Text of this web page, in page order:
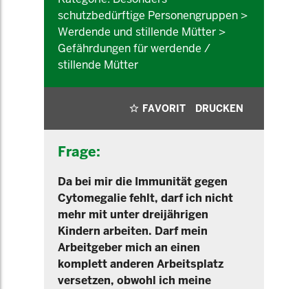
schutzbedürftige Personengruppen >
Werdende und stillende Mütter >
Gefährdungen für werdende /
stillende Mütter
FAVORIT DRUCKEN
Frage:
Da bei mir die Immunität gegen
Cytomegalie fehlt, darf ich nicht
mehr mit unter dreijährigen
Kindern arbeiten. Darf mein
Arbeitgeber mich an einen
komplett anderen Arbeitsplatz
versetzen, obwohl ich meine